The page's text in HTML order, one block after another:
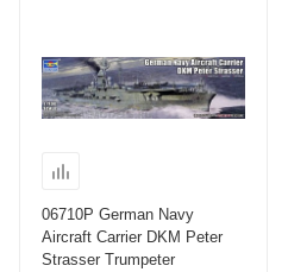
06710P German Navy
Aircraft Carrier DKM Peter
Strasser Trumpeter